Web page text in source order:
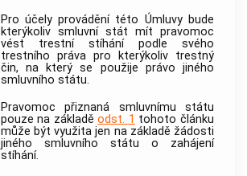
Pro účely provádění této Úmluvy bude
kterýkoliv smluvní stát mít pravomoc
vést trestní stíhání podle svého
trestního práva pro kterýkoliv trestný
čin, na který se použije právo jiného
smluvního státu.
Pravomoc přiznaná smluvnímu státu
pouze na základěodst. 1 tohoto článku
může být využita jen na základě žádosti
jiného smluvního státu o zahájení
stíhání.